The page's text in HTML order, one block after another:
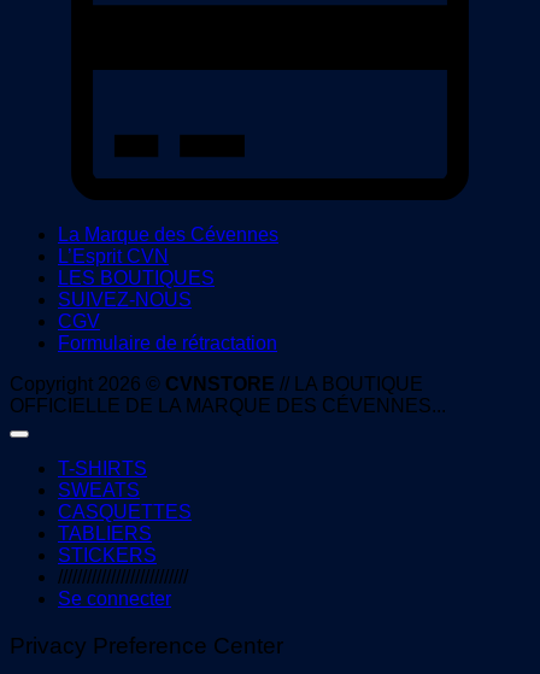
La Marque des Cévennes
L’Esprit CVN
LES BOUTIQUES
SUIVEZ-NOUS
CGV
Formulaire de rétractation
Copyright 2026 © CVNSTORE // LA BOUTIQUE
OFFICIELLE DE LA MARQUE DES CÉVENNES...
T-SHIRTS
SWEATS
CASQUETTES
TABLIERS
STICKERS
///////////////////////////
Se connecter
Privacy Preference Center